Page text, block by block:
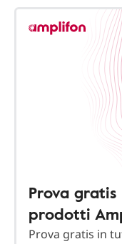
Prova gratis
prodotti
Prova gratis in